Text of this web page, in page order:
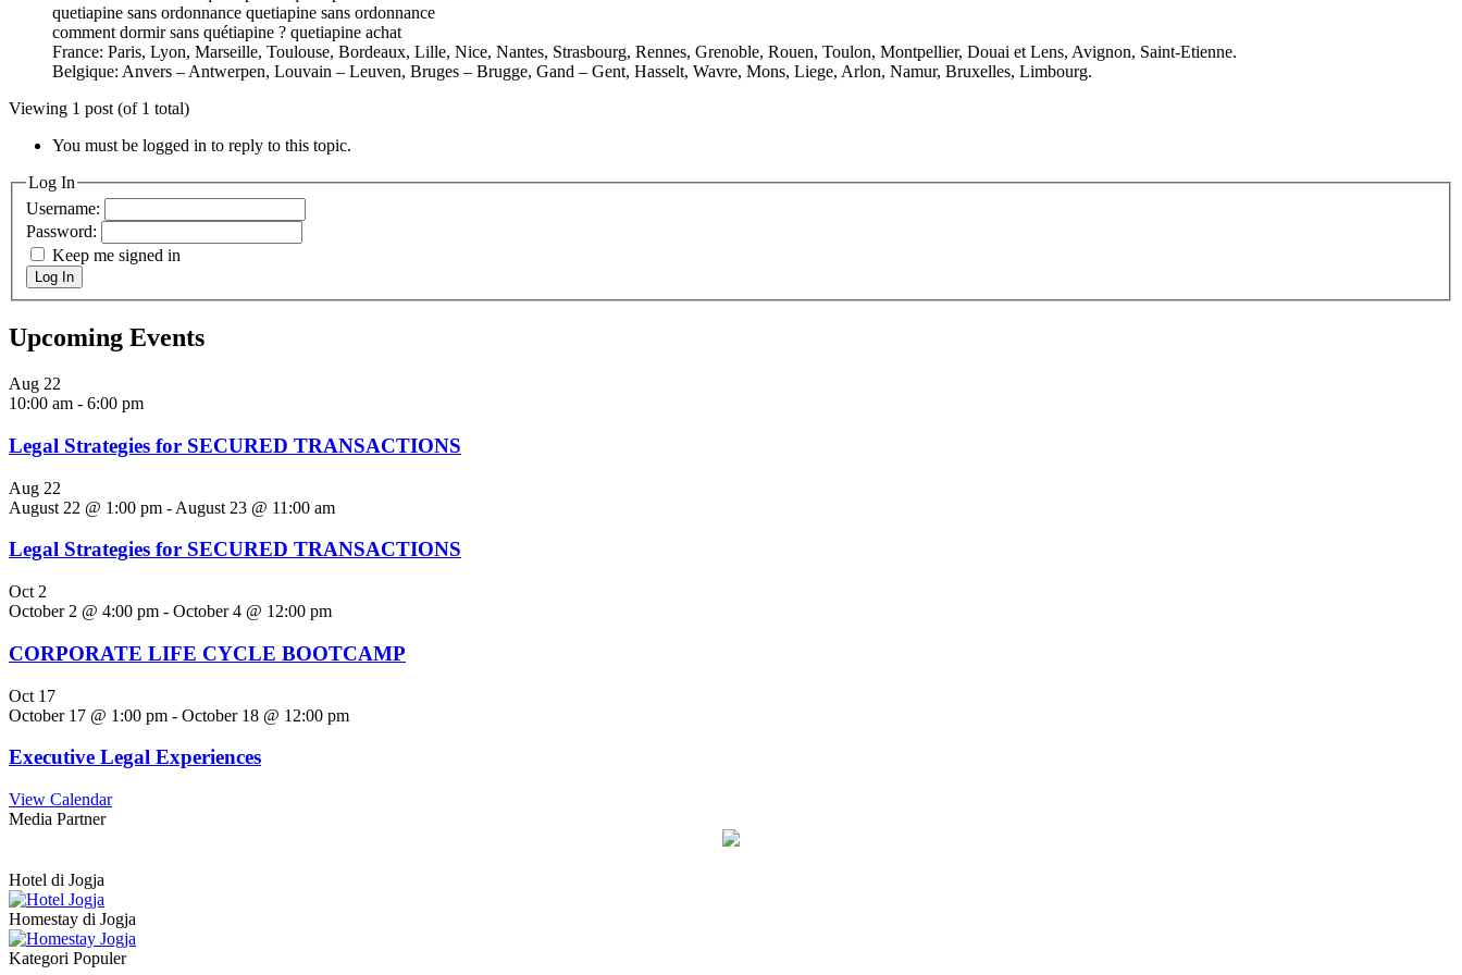
quetiapine sans ordonnance quetiapine sans ordonnance
comment dormir sans quétiapine ? quetiapine achat
France: Paris, Lyon, Marseille, Toulouse, Bordeaux, Lille, Nice, Nantes, Strasbourg, Rennes, Grenoble, Rouen, Toulon, Montpellier, Douai et Lens, Avignon, Saint-Etienne.
Belgique: Anvers – Antwerpen, Louvain – Leuven, Bruges – Brugge, Gand – Gent, Hasselt, Wavre, Mons, Liege, Arlon, Namur, Bruxelles, Limbourg.
Viewing 1 post (of 1 total)
You must be logged in to reply to this topic.
Log In
Username:
Password:
Keep me signed in
Log In
Upcoming Events
Aug 22
10:00 am - 6:00 pm
Legal Strategies for SECURED TRANSACTIONS
Aug 22
August 22 @ 1:00 pm - August 23 @ 11:00 am
Legal Strategies for SECURED TRANSACTIONS
Oct 2
October 2 @ 4:00 pm - October 4 @ 12:00 pm
CORPORATE LIFE CYCLE BOOTCAMP
Oct 17
October 17 @ 1:00 pm - October 18 @ 12:00 pm
Executive Legal Experiences
View Calendar
Media Partner
Hotel di Jogja
Homestay di Jogja
Kategori Populer